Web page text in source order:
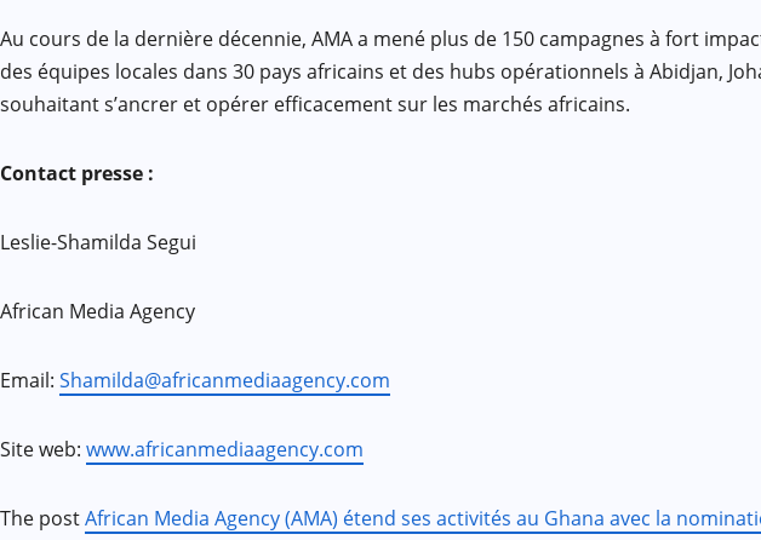
Au cours de la dernière décennie, AMA a mené plus de 150 campagnes à fort
des équipes locales dans 30 pays africains et des hubs opérationnels à Abidjan,
souhaitant s’ancrer et opérer efficacement sur les marchés africains.
Contact presse :
Leslie-Shamilda Segui
African Media Agency
Email: Shamilda@africanmediaagency.com
Site web: www.africanmediaagency.com
The postAfrican Media Agency (AMA) étend ses activités au Ghana avec la